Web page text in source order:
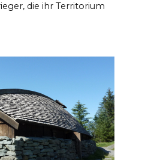
die ihr Territorium